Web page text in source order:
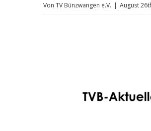
Von TV Bünzwangen e.V. | August